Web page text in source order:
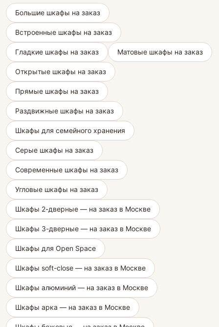
Большие шкафы на заказ
Встроенные шкафы на заказ
Гладкие шкафы на заказ Матовые шкафы на заказ
Открытые шкафы на заказ
Прямые шкафы на заказ
Раздвижные шкафы на заказ
Шкафы для семейного хранения
Серые шкафы на заказ
Современные шкафы на заказ
Угловые шкафы на заказ
Шкафы 2-дверные — на заказ в Москве
Шкафы 3-дверные — на заказ в Москве
Шкафы для Open Space
Шкафы soft-close — на заказ в Москве
Шкафы алюминий — на заказ в Москве
Шкафы арка — на заказ в Москве